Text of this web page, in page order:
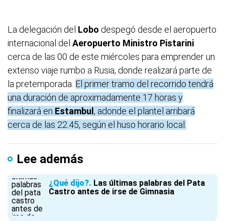
La delegación del Lobo despegó desde el aeropuerto
internacional del Aeropuerto Ministro Pistarini
cerca de las 00 de este miércoles para emprender un
extenso viaje rumbo a Rusia, donde realizará parte de
la pretemporada. El primer tramo del recorrido tendrá
una duración de aproximadamente 17 horas y
finalizará en Estambul , adonde el plantel arribará
cerca de las 22.45, según el huso horario local.
Lee además
¿Qué dijo? Las últimas palabras del Pata
Castro antes de irse de Gimnasia